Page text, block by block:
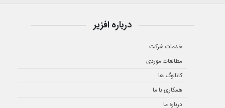
درباره افزیر
خدمات شرکت
مطالعات موردی
کاتالوگ ها
همکاری با ما
درباره ما